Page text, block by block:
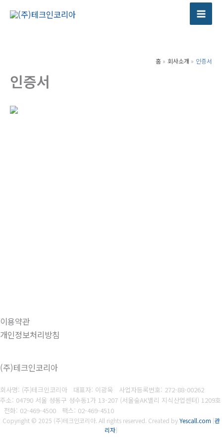
홈 회사소개 인증서
인증서
이용약관
개인정보처리방침
(주)테크인코리아
회사명: (주)테크인코리아 대표자: 이광욱 사업자등록번호: 272-88-00262
주소: 04790 서울 성동구 성수동1가 13-207 (서울숲AK밸리 지식산업센터) 1209호
전화: 02-469-4500
팩스: 02-469-4510
Copyright © 2025 (주)테크인코리아. All rights reserved. Created byYescall.com [관
리자]